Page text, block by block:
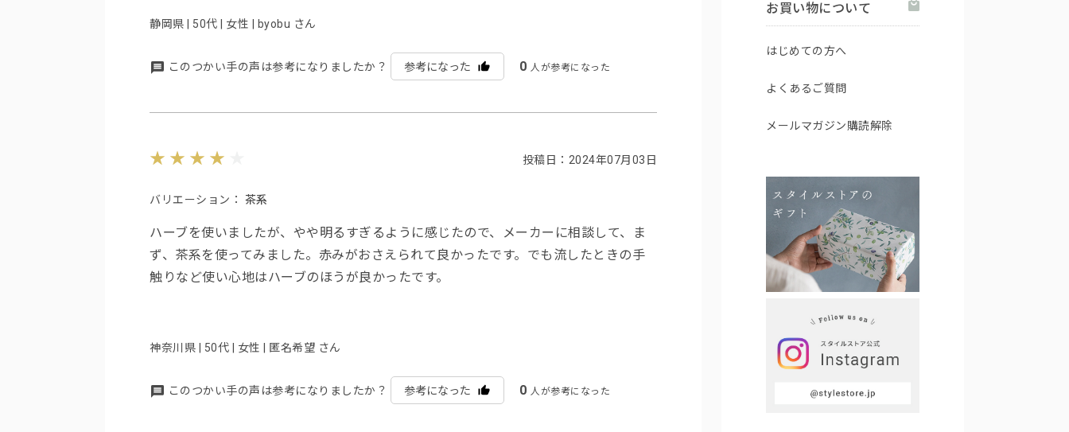
静岡県 | 50代 | 女性 | byobu さん
このつかい手の声は参考になりましたか？ 参考になった 0 人が参考になった
投稿日：2024年07月03日
バリエーション： 茶系
ハーブを使いましたが、やや明るすぎるように感じたので、メーカーに相談して、ま
ず、茶系を使ってみました。赤みがおさえられて良かったです。でも流したときの手
触りなど使い心地はハーブのほうが良かったです。
神奈川県 | 50代 | 女性 | 匿名希望 さん
このつかい手の声は参考になりましたか？ 参考になった 0 人が参考になった
お買い物について
はじめての方へ
よくあるご質問
メールマガジン購読解除